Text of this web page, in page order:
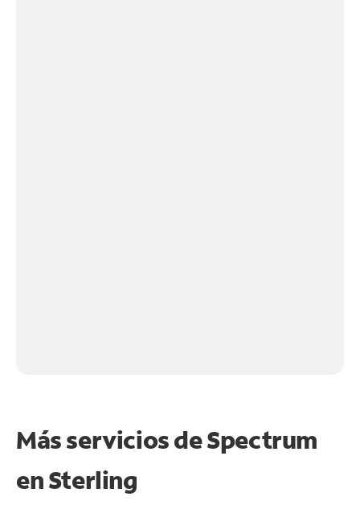
Más servicios de Spectrum
enSterling